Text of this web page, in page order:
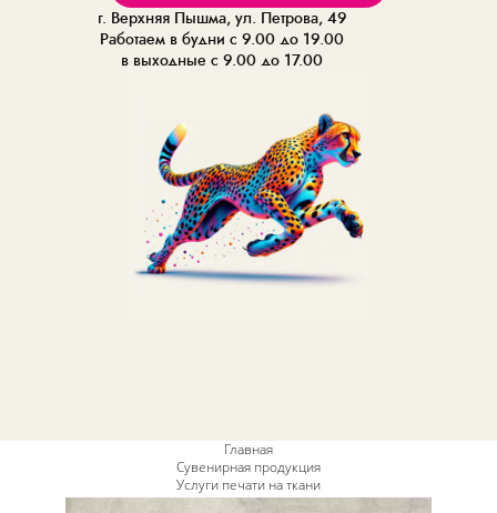
г. Верхняя Пышма, ул. Петрова, 49
Работаем в будни с 9.00 до 19.00
в выходные с 9.00 до 17.00
Главная
Сувенирная продукция
Услуги печати на ткани
Печать на тканях